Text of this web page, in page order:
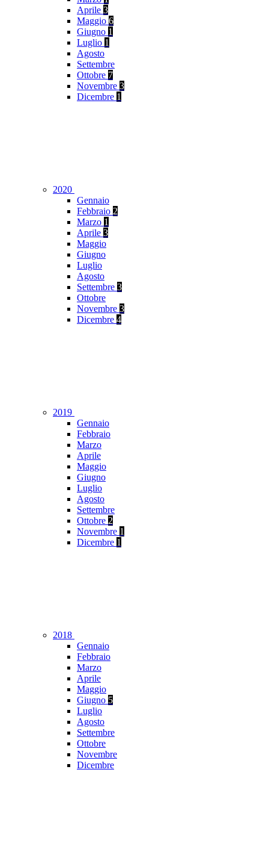
Aprile 3
Maggio 6
Giugno 1
Luglio 1
Agosto
Settembre
Ottobre 7
Novembre 3
Dicembre 1
2020
Gennaio
Febbraio 2
Marzo 1
Aprile 3
Maggio
Giugno
Luglio
Agosto
Settembre 3
Ottobre
Novembre 3
Dicembre 4
2019
Gennaio
Febbraio
Marzo
Aprile
Maggio
Giugno
Luglio
Agosto
Settembre
Ottobre 2
Novembre 1
Dicembre 1
2018
Gennaio
Febbraio
Marzo
Aprile
Maggio
Giugno 5
Luglio
Agosto
Settembre
Ottobre
Novembre
Dicembre